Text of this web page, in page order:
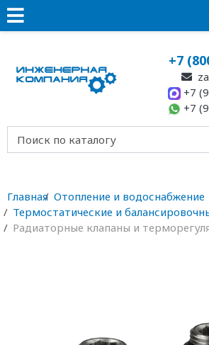
+7
+7
+7
Главная Отопление и водоснабжение
Термостатические и
Радиаторные клапаны и